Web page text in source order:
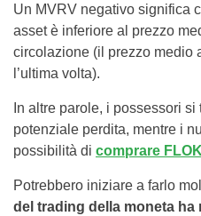
Un MVRV negativo significa
asset è inferiore al prezzo
circolazione (il prezzo medio
l’ultima volta).
In altre parole, i possessori
potenziale perdita, mentre i
possibilità di comprare FLOKI
Potrebbero iniziare a farlo
del trading della moneta